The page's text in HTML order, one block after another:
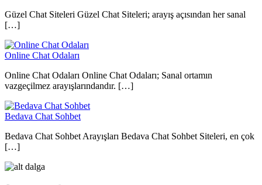
Güzel Chat Siteleri Güzel Chat Siteleri; arayış açısından her sanal
[…]
Online Chat Odaları
Online Chat Odaları Online Chat Odaları; Sanal ortamın
vazgeçilmez arayışlarındandır. […]
Bedava Chat Sohbet
Bedava Chat Sohbet Arayışları Bedava Chat Sohbet Siteleri, en çok
[…]